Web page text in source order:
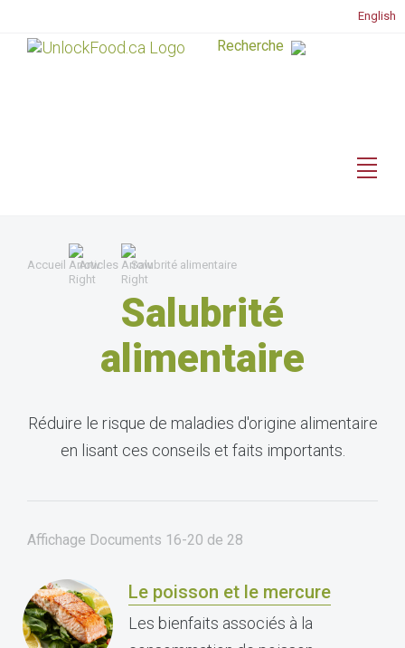
English
Accueil Articles Salubrité alimentaire
Salubrité
alimentaire
Réduire le risque de maladies d'origine alimentaire
en lisant ces conseils et faits importants.
Affichage Documents 16-20 de 28
Le poisson et le mercure
Les bienfaits associés à la